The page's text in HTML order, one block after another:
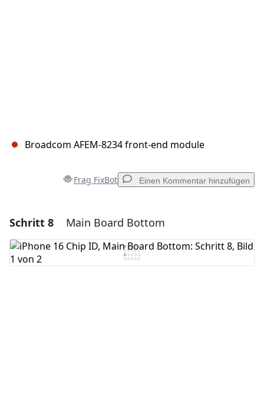
Broadcom AFEM-8234 front-end module
Frag FixBot Einen Kommentar hinzufügen
Einen Kommentar hinzufügen
Kommentar hinzufügen
Schritt 8 Main Board Bottom